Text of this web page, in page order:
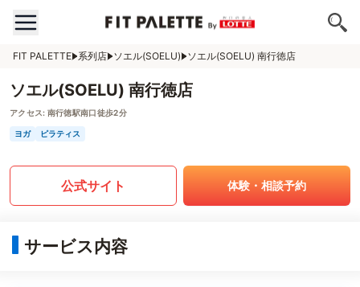
FIT PALETTE 系列店 ソエル(SOELU) ソエル(SOELU) 南行徳店
ソエル(SOELU) 南行徳店
アクセス: 南行徳駅南口徒歩2分
ヨガ ピラティス
公式サイト 体験・相談予約
サービス内容